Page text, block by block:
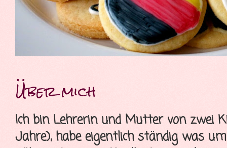
Über mich
Ich bin Lehrerin und Mutter von zwei
Jahre), habe eigentlich ständig was